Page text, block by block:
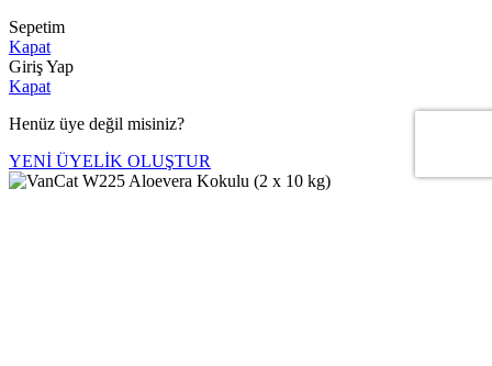
Sepetim
Kapat
Giriş Yap
Kapat
Henüz üye değil misiniz?
YENİ ÜYELİK OLUŞTUR